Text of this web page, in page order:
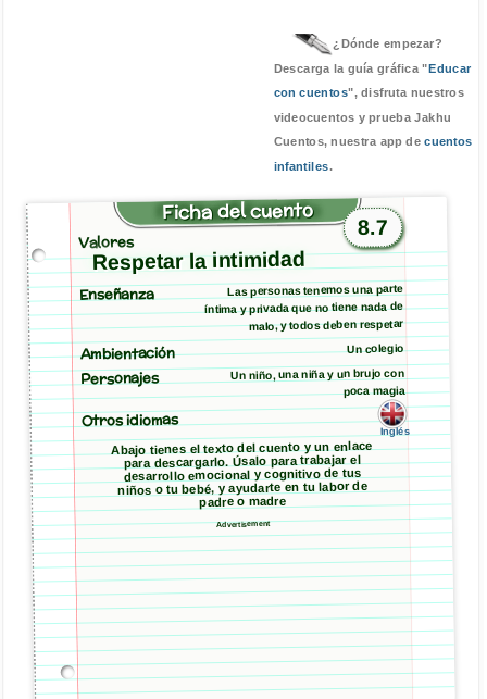
¿Dónde empezar?
Descarga la guía gráfica "Educar
con cuentos", disfruta nuestros
videocuentos y prueba Jakhu
Cuentos, nuestra app decuentos
infantiles.
Ficha del cuento
8.7
Valores
Respetar la intimidad
Enseñanza Las personas tenemos una parte
íntima y privada que no tiene nada de
malo, y todos deben respetar
Ambientación Un colegio
Personajes Un niño, una niña y un brujo con
poca magia
Otros idiomas
Inglés
Abajo tienes el texto del cuento y un enlace
para descargarlo. Úsalo para trabajar el
desarrollo emocional y cognitivo de tus
niños o tu bebé, y ayudarte en tu labor de
padre o madre
Advertisement